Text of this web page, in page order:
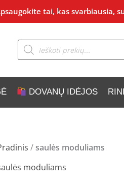
tai, kas svarbiausia,
Products
search
DOVANŲ IDĖJOS
/saulės moduliams
moduliams